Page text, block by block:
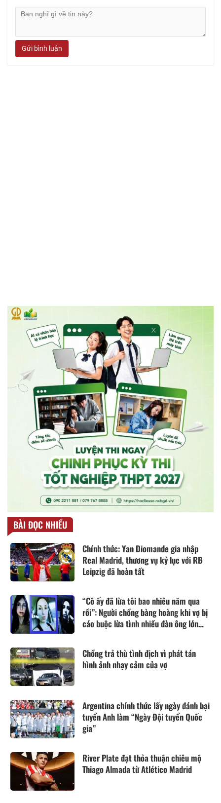
Gửi bình luận
BÀI ĐỌC NHIỀU
Chính thức: Yan Diomande gia nhập
Real Madrid, thương vụ kỷ lục với RB
Leipzig đã hoàn tất
“Cô ấy đã lừa tôi bao nhiêu năm qua
rồi”: Người chồng bàng hoàng khi vợ bị
cáo buộc lừa tình nhiều đàn ông lớn
Chồng trả thù tình địch vì phát tán
hình ảnh nhạy cảm của vợ
Argentina chính thức lấy ngày đánh bại
tuyển Anh làm “Ngày Đội tuyển Quốc
gia”
River Plate đạt thỏa thuận chiêu mộ
Thiago Almada từ Atlético Madrid